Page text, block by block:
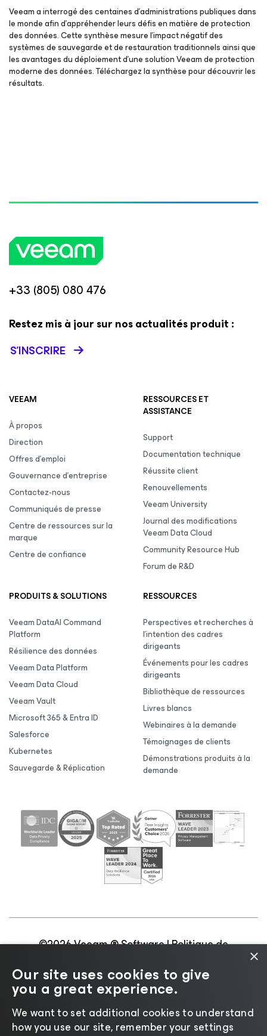
Veeam a interrogé des centaines d’administrations publiques dans
le monde afin d’appréhender leurs défis en matière de protection
des données. Cette synthèse mesure l’impact négatif des
systèmes de sauvegarde et de restauration traditionnels ainsi que
les avantages du déploiement d’une solution Veeam de protection
moderne des données. Téléchargez la synthèse pour découvrir les
résultats.
+33 (805) 080 476
Restez mis à jour sur nos actualités produit :
S’INSCRIRE
VEEAM
À propos
Direction
Offres d’emploi
Gouvernance d’entreprise
Contactez-nous
Communiqués de presse
Centre de ressources sur la
marque
Centre de confiance
RESSOURCES ET
ASSISTANCE
Support
Documentation technique
Réussite client
Renouvellements
Veeam University
Journal des modifications
Veeam Data Cloud
Community Resource Hub
Forum de R&D
PRODUITS & SOLUTIONS
Veeam DataAI Command
Platform
Résilience des données
Veeam Data Platform
Veeam Data Cloud
Veeam Vault
Microsoft 365 & Entra ID
Salesforce
Kubernetes
Sauvegarde & Réplication
RESSOURCES
Perspectives et recherches à
l’intention des cadres
dirigeants
Événements pour les cadres
dirigeants
Bibliothèque de ressources
Livres blancs
Webinaires à la demande
Témoignages de clients
Démonstrations produits à la
demande
©2026 Veeam ® Software |Politique de
|
Secteur juridique|Politique de licences
Ressources pour les fournisseurs
×
Our site uses cookies to give
you a great experience.
We want to set additional cookies to understand
how you use our site, remember your settings